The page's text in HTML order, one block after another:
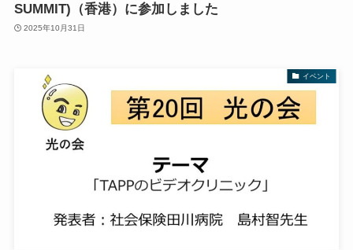
SUMMIT)（香港）に参加しました
2025年10月31日
イベント